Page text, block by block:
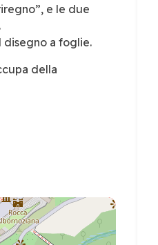
e le due
disegno a foglie.
della